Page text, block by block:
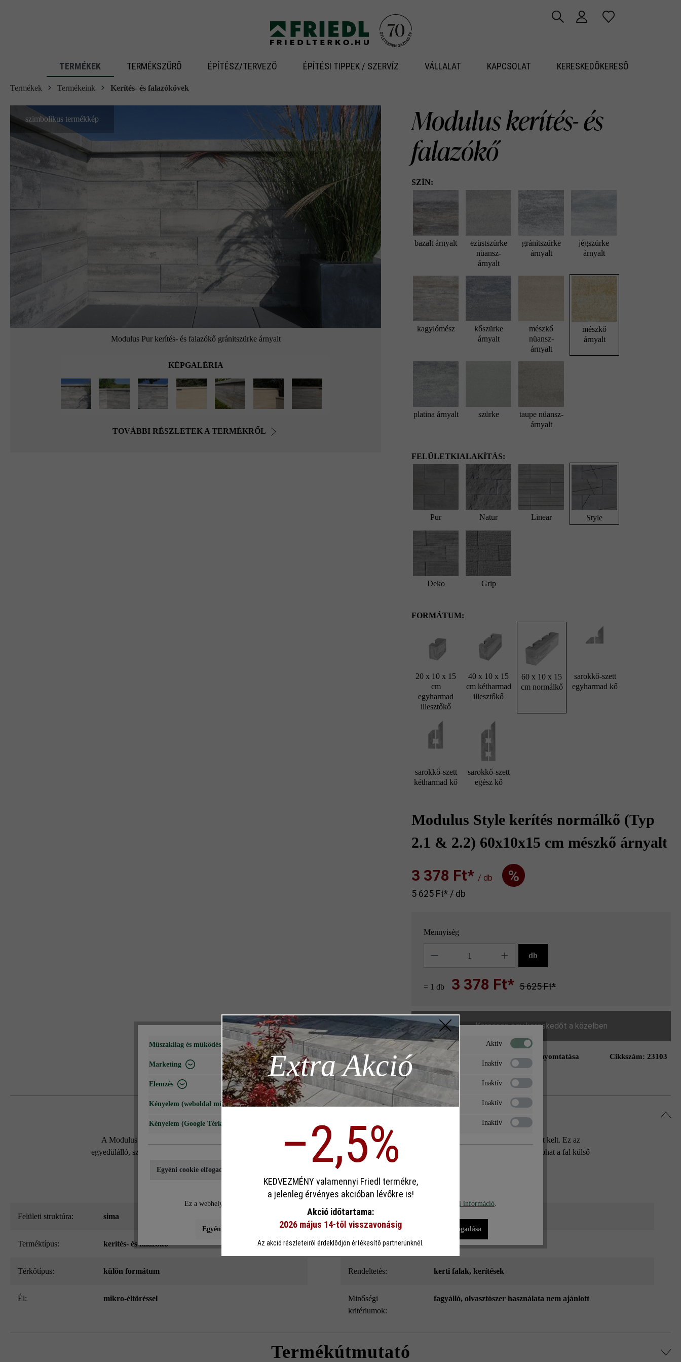
TERMÉKEK TERMÉKSZŰRŐ ÉPÍTÉSZ/TERVEZŐ ÉPÍTÉSI TIPPEK / SZERVÍZ VÁLLALAT KAPCSOLAT KERESKEDŐKERESŐ
Termékek Termékeink Kerítés- és falazókövek
Modulus Pur kerítés- és falazókő gránitszürke árnyalt
szimbolikus termékkép
KÉPGALÉRIA
TOVÁBBI RÉSZLETEK A TERMÉKRŐL
Modulus kerítés- és
falazókő
SZÍN:
bazalt árnyalt
ezüstszürke
nüansz-
árnyalt
gránitszürke
árnyalt
jégszürke
árnyalt
kagylómész
kőszürke
árnyalt
mészkő
nüansz-
árnyalt
mészkő
árnyalt
platina árnyalt szürke
taupe nüansz-
árnyalt
FELÜLETKIALAKÍTÁS:
Pur Natur Linear Style
Deko Grip
FORMÁTUM:
20 x 10 x 15
cm
egyharmad
illesztőkő
40 x 10 x 15
cm kétharmad
illesztőkő
60 x 10 x 15
cm normálkő
sarokkő-szett
egyharmad kő
sarokkő-szett
kétharmad kő
sarokkő-szett
egész kő
Modulus Style kerítés normálkő (Typ
2.1 & 2.2) 60x10x15 cm mészkő árnyalt
3 378 Ft‎‎‎*/ db %
5 625 Ft‎‎‎* / db
Mennyiség
db
= 1 db 3 378 Ft* 5 625 Ft*
Keressen egy kereskedőt a közelben
Hozzáadás a kívánságlistáhozOldal nyomtatása Cikkszám: 23103
A Modulus Pur kerítés- és falazókő modern hosszúságával és gyönyörű árnyékolásával, gazdag kidolgozottságával igazán mély benyomást kelt. Ez az
egyedülálló, szabadalmaztatott kőrendszernek köszönhető. Emellett a Modulus Pur kerítés- és falazókő speciális lerakásával más-más színt kaphat a fal külső
és belső oldala.
Felületi struktúra: sima Szín:
Terméktípus: kerítés- és falazókő Felületkialakítás:
Térkőtípus: külön formátum Rendeltetés: kerti falak, kerítések
él: mikro-éltöréssel
Minőségi
kritériumok:
fagyálló, olvasztószer használata nem ajánlott
Termékútmutató
Műszakilag és működéshez szükséges Aktív
Marketing Inaktív
Elemzés Inaktív
Kényelem (weboldal működése) Inaktív
Kényelem (Google Térkép) Inaktív
Egyéni cookie elfogadása
Ez a webhely cookie-kat használ, hogy a lehető legjobb funkcionalitást kínálja Önnek... További információ.
Egyéni beállítások Csak funkcionális cookie elfogadása Minden cookie elfogadása
Extra Akció
–2,5%
KEDVEZMÉNY valamennyi Friedl termékre,
a jelenleg érvényes akcióban lévőkre is!
Akció időtartama:
2026 május 14-től visszavonásig
Az akció részleteiről érdeklődjön értékesítő partnerünknél.